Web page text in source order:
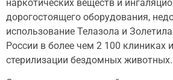
наркотических веществ и
дорогостоящего оборудования,
использование Телазола и
России в более чем 2 100
стерилизации бездомных животных.